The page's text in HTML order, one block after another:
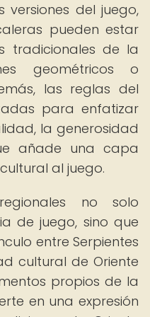
versiones del juego,
pueden estar
tradicionales de la
geométricos o
las reglas del
para enfatizar
la generosidad
añade una capa
al juego.
no solo
de juego, sino que
entre Serpientes
cultural de Oriente
propios de la
en una expresión